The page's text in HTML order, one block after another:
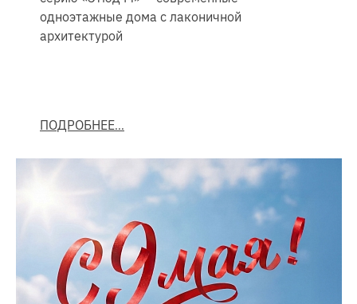
одноэтажные дома с лаконичной
архитектурой
ПОДРОБНЕЕ